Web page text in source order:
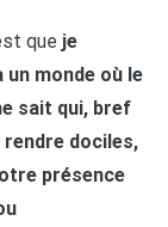
que je
un monde où le
sait qui, bref
dociles,
présence